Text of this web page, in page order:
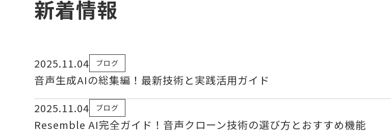
新着情報
2025.11.04 ブログ
音声生成AIの総集編！最新技術と実践活用ガイド
2025.11.04
ブログ
Resemble AI完全ガイド！音声クローン技術の選び方とおすすめ機能